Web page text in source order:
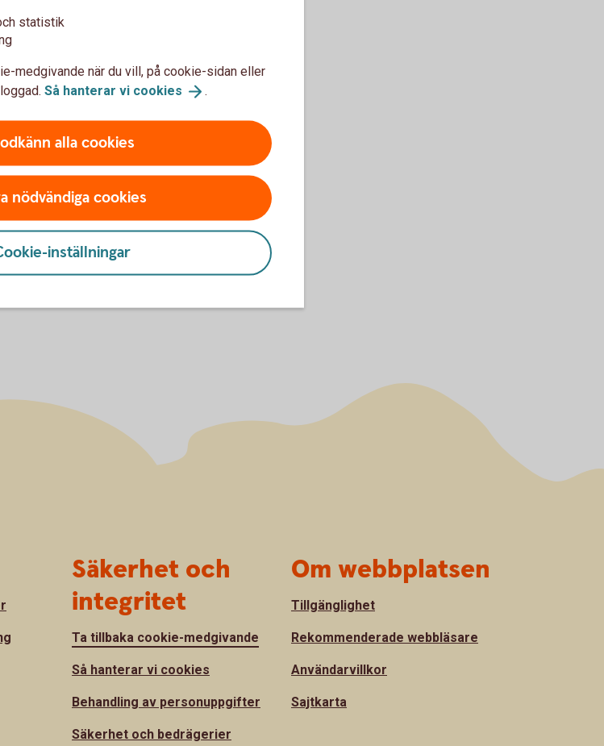
hemsida.
are also
for trading in
regarding investment
inNorway
statistik
medgivande när du vill, på cookie-sidan eller
Så hanterar vi cookies .
alla cookies
nödvändiga cookies
inställningar
Säkerhet och
integritet
Ta tillbaka cookie-medgivande
Så hanterar vi cookies
Behandling av personuppgifter
Säkerhet och bedrägerier
Om webbplatsen
Tillgänglighet
Rekommenderade webbläsare
Användarvillkor
Sajtkarta